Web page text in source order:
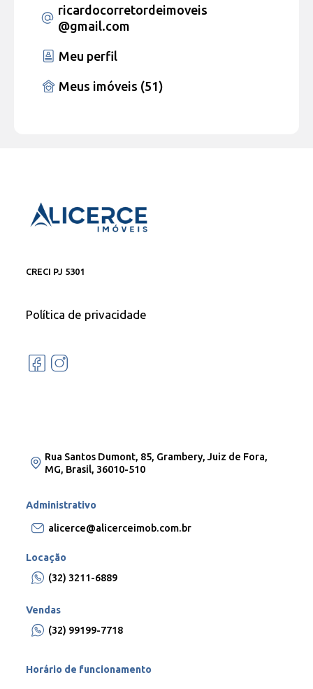
ricardocorretordeimoveis
@gmail.com
Meu perfil
Meus imóveis (51)
CRECI PJ 5301
Política de privacidade
Rua Santos Dumont, 85, Grambery, Juiz de Fora,
MG, Brasil, 36010-510
Administrativo
alicerce@alicerceimob.com.br
Locação
(32) 3211-6889
Vendas
(32) 99199-7718
Horário de funcionamento